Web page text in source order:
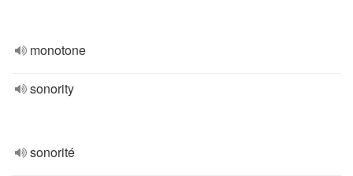
monotone
sonority
sonorité